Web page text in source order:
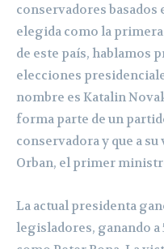
conservadores basados
elegida como la
de este país, hablamos
elecciones
nombre es Katalin
forma parte de un
conservadora y que a
Orban, el primer
La actual presidenta
legisladores, ganando a